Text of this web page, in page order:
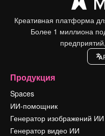
Креативная платформа
Более 1 миллиона
Продукция
Spaces
ИИ-помощник
Генератор изображений ИИ
Генератор видео ИИ